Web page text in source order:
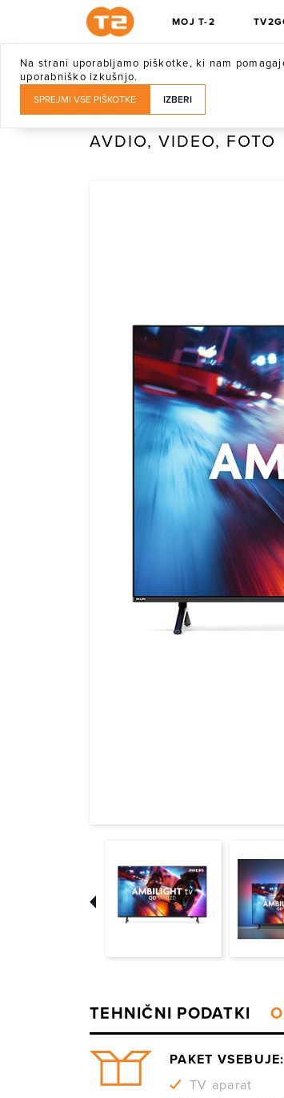
Na strani uporabljamo piškotke, ki nam
uporabniško izkušnjo.
SPREJMI VSE PIŠKOTKE IZBERI
MOJ T-2
T-2 KLUB UGODNOSTI
AVDIO, VIDEO, FOTO
PAKET VSEBUJE:
TV aparat